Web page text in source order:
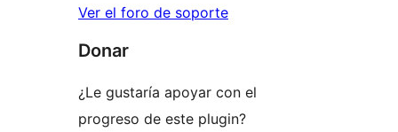
Ver el foro de soporte
Donar
¿Le gustaría apoyar con el
progreso de este plugin?